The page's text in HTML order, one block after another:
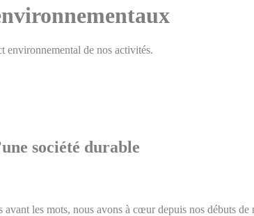
environnemental de nos activités.
société durable
avant les mots, nous avons à cœur depuis nos débuts